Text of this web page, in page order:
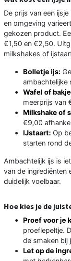
De prijs van een
en omgeving
gekozen product.
€1,50 en €2,50.
milkshakes of
Bolletje ijs:
ambachtelijke
Wafel of
meerprijs van
Milkshake of
€9,00
IJstaart: Op
starten rond
Ambachtelijk ijs is
van de ingrediënten
duidelijk voelbaar.
Hoe kies je de
Proef voor je
proeflepeltje.
de smaken bij
Let op de